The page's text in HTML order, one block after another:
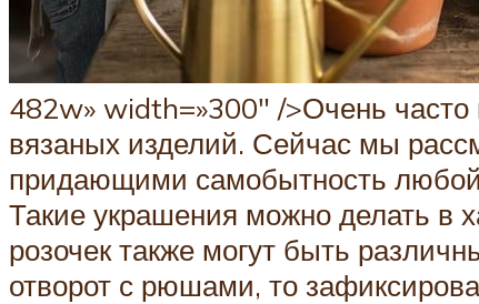
482w» width=»300″ />Очень
вязаных изделий. Сейчас мы
придающими самобытность
Такие украшения можно делать в
розочек также могут быть
отворот с рюшами, то